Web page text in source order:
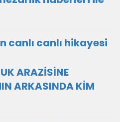
canlı canlı hikayesi
ARAZİSİNE
ARKASINDA KİM